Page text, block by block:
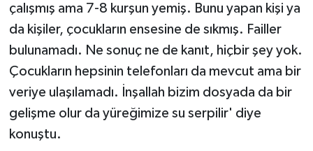
çalışmış ama 7-8 kurşun yemiş. Bunu yapan kişi ya
da kişiler, çocukların ensesine de sıkmış. Failler
bulunamadı. Ne sonuç ne de kanıt, hiçbir şey yok.
Çocukların hepsinin telefonları da mevcut ama bir
veriye ulaşılamadı. İnşallah bizim dosyada da bir
gelişme olur da yüreğimize su serpilir' diye
konuştu.